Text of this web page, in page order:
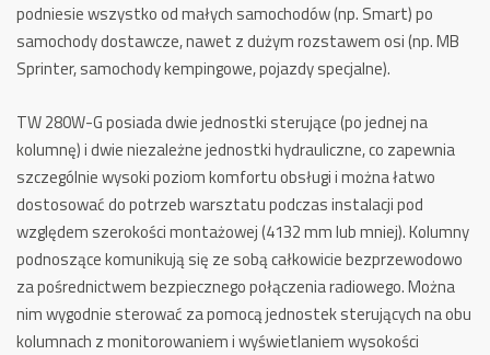
podniesie wszystko od małych samochodów (np. Smart) po
samochody dostawcze, nawet z dużym rozstawem osi (np. MB
Sprinter, samochody kempingowe, pojazdy specjalne).
TW 280W-G posiada dwie jednostki sterujące (po jednej na
kolumnę) i dwie niezależne jednostki hydrauliczne, co zapewnia
szczególnie wysoki poziom komfortu obsługi i można łatwo
dostosować do potrzeb warsztatu podczas instalacji pod
względem szerokości montażowej (4132 mm lub mniej). Kolumny
podnoszące komunikują się ze sobą całkowicie bezprzewodowo
za pośrednictwem bezpiecznego połączenia radiowego.Można
nim wygodnie sterować za pomocą jednostek sterujących na obu
kolumnach z monitorowaniem i wyświetlaniem wysokości